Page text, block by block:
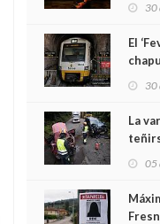
30
El
30
La
05